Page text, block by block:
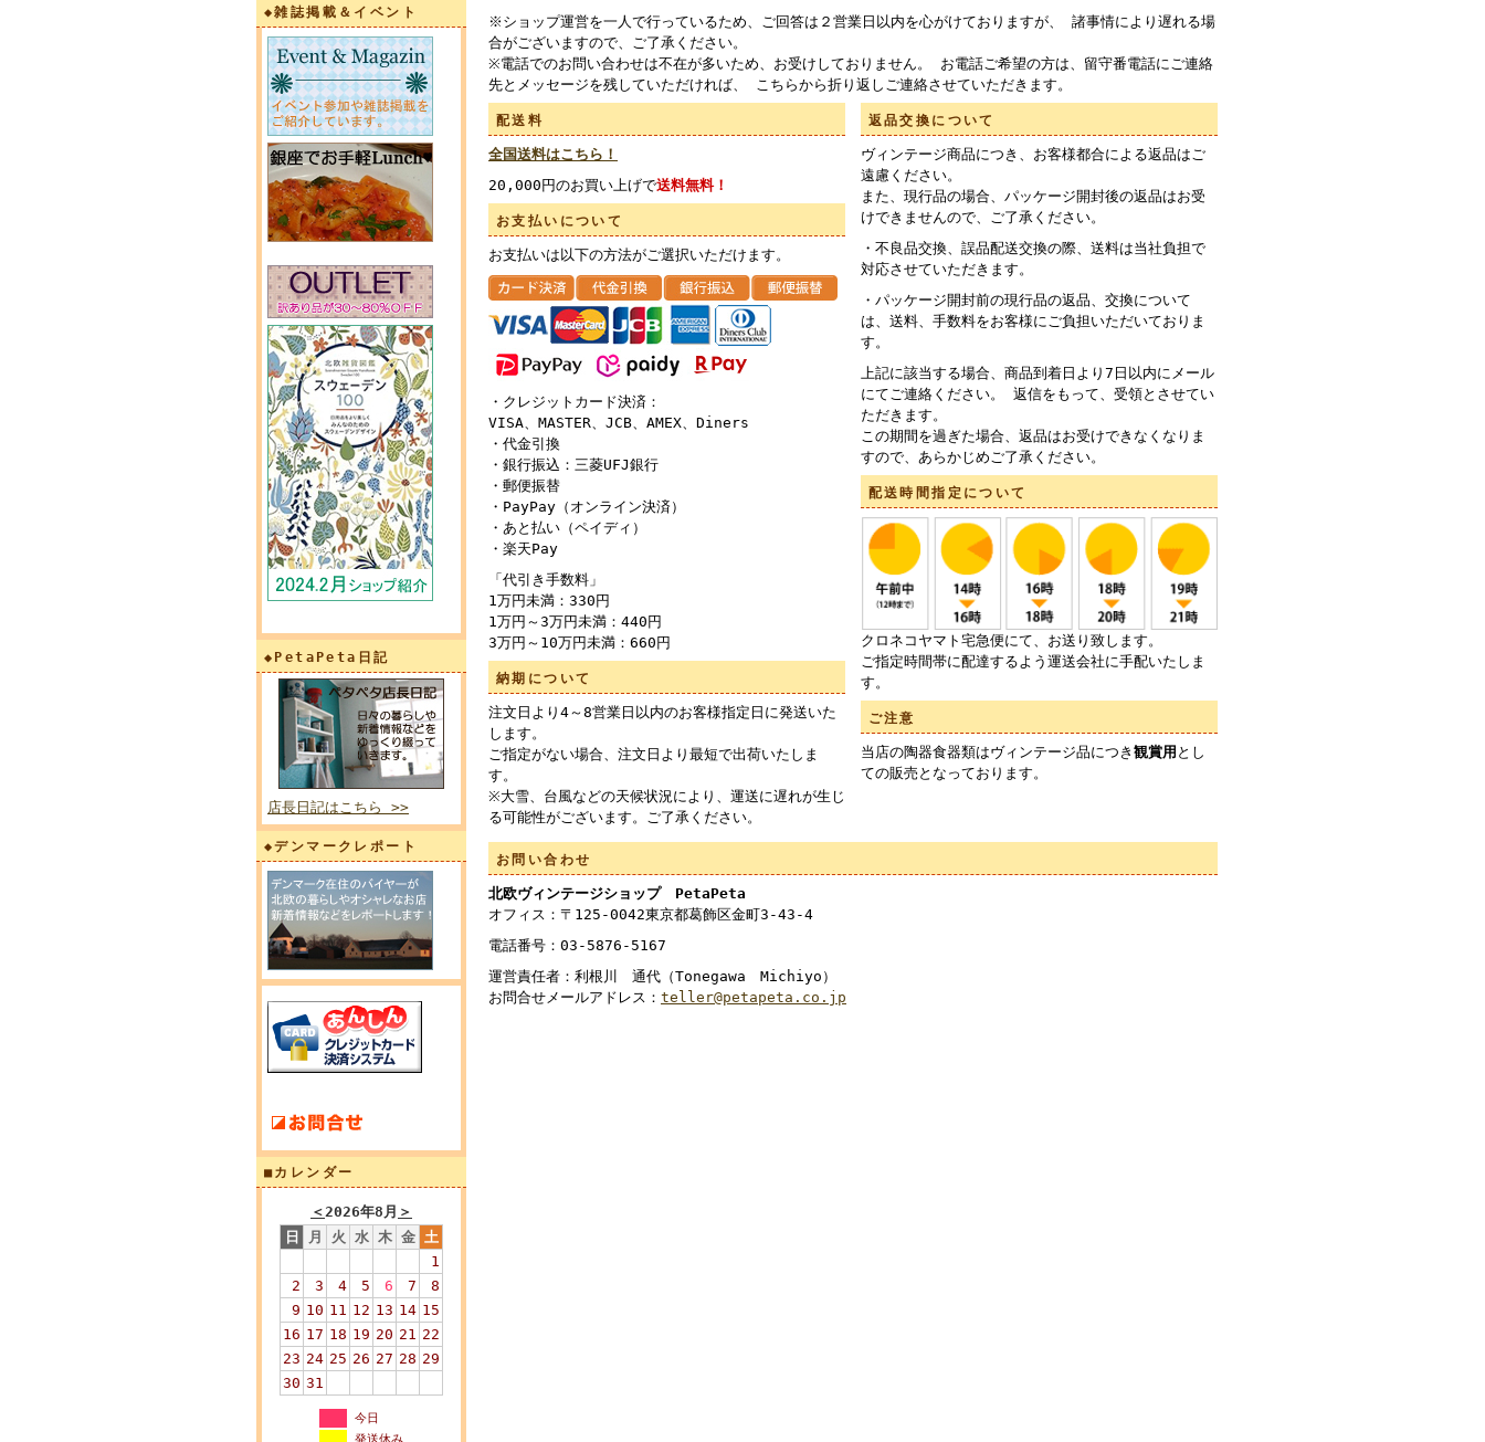
◆雑誌掲載＆イベント
◆PetaPeta日記
店長日記はこちら >>
◆デンマークレポート
■カレンダー
＜2026年8月 ＞
日
月 火 水 木 金 土
1
2
3 4 5 6 7
8
9 10 11 12 13 14 15
16 17 18 19 20 21 22
23 24 25 26 27 28 29
30 31
今日
※ショップ運営を一人で行っているため、ご回答は２営業日以内を心がけておりますが、 諸事情により遅れる場
合がございますので、ご了承ください。
※電話でのお問い合わせは不在が多いため、お受けしておりません。 お電話ご希望の方は、留守番電話にご連絡
先とメッセージを残していただければ、 こちらから折り返しご連絡させていただきます。
配送料
全国送料はこちら！
20,000円のお買い上げで送料無料！
お支払いについて
お支払いは以下の方法がご選択いただけます。
・クレジットカード決済：
VISA、MASTER、JCB、AMEX、Diners
・代金引換
・銀行振込：三菱UFJ銀行
・郵便振替
・PayPay（オンライン決済）
・あと払い（ペイディ）
・楽天Pay
「代引き手数料」
1万円未満：330円
1万円～3万円未満：440円
3万円～10万円未満：660円
納期について
注文日より4～8営業日以内のお客様指定日に発送いた
します。
ご指定がない場合、注文日より最短で出荷いたしま
す。
※大雪、台風などの天候状況により、運送に遅れが生じ
る可能性がございます。ご了承ください。
返品交換について
ヴィンテージ商品につき、お客様都合による返品はご
遠慮ください。
また、現行品の場合、パッケージ開封後の返品はお受
けできませんので、ご了承ください。
・不良品交換、誤品配送交換の際、送料は当社負担で
対応させていただきます。
・パッケージ開封前の現行品の返品、交換について
は、送料、手数料をお客様にご負担いただいておりま
す。
上記に該当する場合、商品到着日より7日以内にメール
にてご連絡ください。 返信をもって、受領とさせてい
ただきます。
この期間を過ぎた場合、返品はお受けできなくなりま
すので、あらかじめご了承ください。
配送時間指定について
クロネコヤマト宅急便にて、お送り致します。
ご指定時間帯に配達するよう運送会社に手配いたしま
す。
ご注意
当店の陶器食器類はヴィンテージ品につき 観賞用 とし
ての販売となっております。
お問い合わせ
北欧ヴィンテージショップ PetaPeta
オフィス：〒125-0042東京都葛飾区金町3-43-4
電話番号：03-5876-5167
運営責任者：利根川 通代（Tonegawa Michiyo）
お問合せメールアドレス： teller@petapeta.co.jp